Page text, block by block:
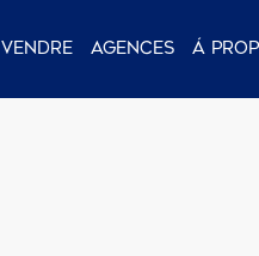
Vendre Agences Á